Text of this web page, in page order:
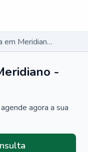
Ginecologista em Meridiano - SP
-
agora a sua